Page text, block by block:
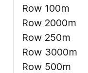
Row 100m
Row 2000m
Row 250m
Row 3000m
Row 500m